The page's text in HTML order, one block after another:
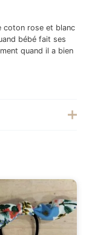
coton rose et blanc
bébé fait ses
quand il a bien